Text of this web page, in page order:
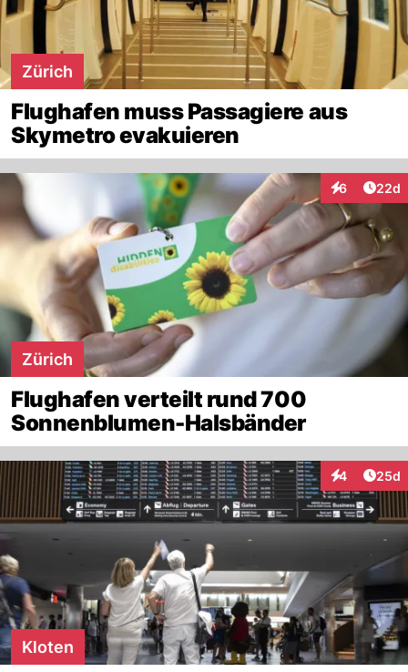
Zürich
Flughafen muss Passagiere aus
Skymetro evakuieren
6
Interaktionen
22d
Zürich
Flughafen verteilt rund 700
Sonnenblumen-Halsbänder
4
Interaktionen
25d
Kloten